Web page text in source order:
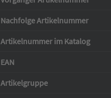
Nachfolge Artikelnummer
Artikelnummer im Katalog
EAN
Artikelgruppe